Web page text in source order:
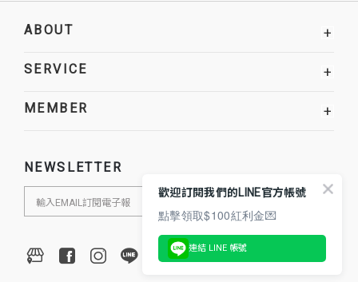
ABOUT +
SERVICE +
MEMBER +
NEWSLETTER
歡迎訂閱我們的LINE官方帳號
點擊領取$100紅利金💌
連結 LINE 帳號